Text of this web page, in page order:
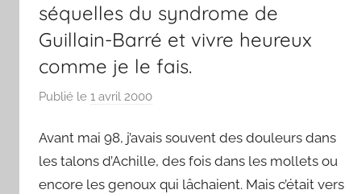
séquelles du syndrome de
Guillain-Barré et vivre heureux
comme je le fais.
Publié le 1 avril 2000
r
F
r
Avant mai 98, j’avais souvent des douleurs dans
les talons d’Achille, des fois dans les mollets ou
encore les genoux qui lâchaient. Mais c’était vers